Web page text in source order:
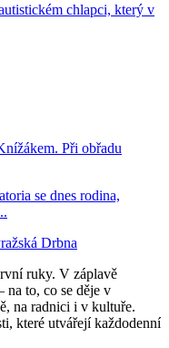
chlapci, který v
Při obřadu
se dnes rodina,
Drbna
ruky. V záplavě
na to, co se děje v
na radnici i v kultuře.
které utvářejí každodenní